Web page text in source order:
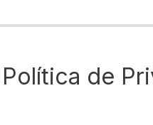
Política de